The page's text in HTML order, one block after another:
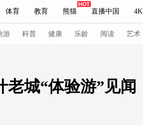
体育 教育 熊猫 直播中国 4K
妙语 热解读 天天学习
持人 下载央视影音
游 科普 健康 乐龄 阅读 艺术
城“体验游”见闻